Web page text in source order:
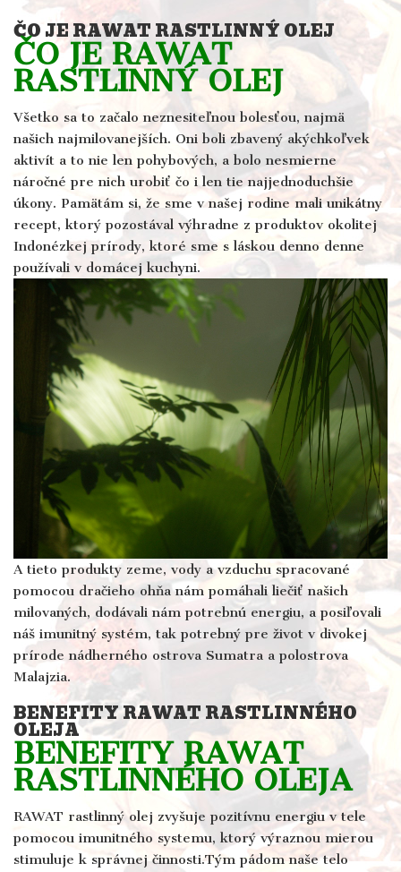
ČO JE RAWAT RASTLINNÝ OLEJ
ČO JE RAWAT
RASTLINNÝ OLEJ
Všetko sa to začalo neznesiteľnou bolesťou, najmä
našich najmilovanejších. Oni boli zbavený akýchkoľvek
aktivít a to nie len pohybových, a bolo nesmierne
náročné pre nich urobiť čo i len tie najjednoduchšie
úkony. Pamätám si, že sme v našej rodine mali unikátny
recept, ktorý pozostával výhradne z produktov okolitej
Indonézkej prírody, ktoré sme s láskou denno denne
používali v domácej kuchyni.
A tieto produkty zeme, vody a vzduchu spracované
pomocou dračieho ohňa nám pomáhali liečiť našich
milovaných, dodávali nám potrebnú energiu, a posiľovali
náš imunitný systém, tak potrebný pre život v divokej
prírode nádherného ostrova Sumatra a polostrova
Malajzia.
BENEFITY RAWAT RASTLINNÉHO
OLEJA
BENEFITY RAWAT
RASTLINNÉHO OLEJA
RAWAT rastlinný olej zvyšuje pozitívnu energiu v tele
pomocou imunitného systemu, ktorý výraznou mierou
stimuluje k správnej činnosti.Tým pádom naše telo